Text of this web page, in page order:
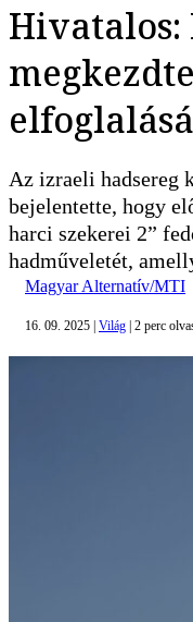
Hivatalos:
Az izraeli hadsereg
bejelentette, hogy
harci szekerei 2”
hadműveletét,
Magyar Alternatív/MTI
16. 09. 2025 Világ 2 perc